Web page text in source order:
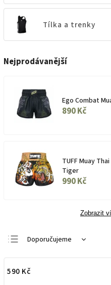
Tílka a trenky
Nejprodávanější
Ego Combat
890 Kč
TUFF Muay
Tiger
990 Kč
Zobrazit
Doporučujeme
Nejdražší
590 Kč